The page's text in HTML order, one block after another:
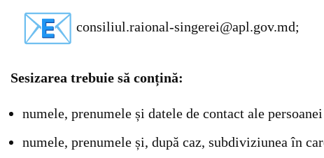
consiliul.raional-singerei@apl.gov.md;
Sesizarea trebuie să conțină:
numele, prenumele și datele de contact ale
numele, prenumele și, după caz, subdiviziunea în